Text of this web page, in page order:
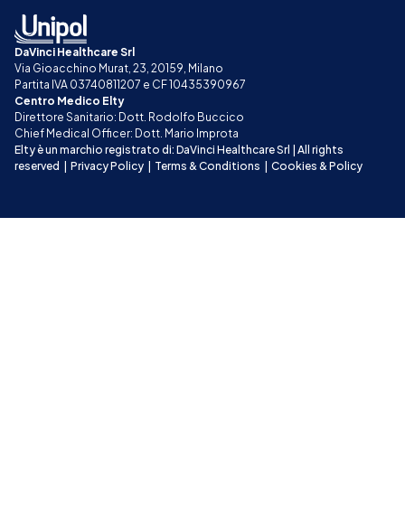
DaVinci Healthcare Srl
Via Gioacchino Murat, 23, 20159, Milano
Partita IVA 03740811207 e CF 10435390967
Centro Medico Elty
Direttore Sanitario: Dott. Rodolfo Buccico
Chief Medical Officer: Dott. Mario Improta
Elty è un marchio registrato di: DaVinci Healthcare Srl | All rights
reserved | Privacy Policy | Terms & Conditions | Cookies & Policy